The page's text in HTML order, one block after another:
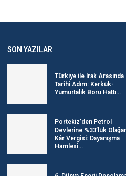
SON YAZILAR
Türkiye ile Irak Arasında
Tarihi Adım: Kerkük-
Yumurtalık Boru Hattı...
Portekiz’den Petrol
Devlerine %33’lük
Kâr Vergisi: Dayanışma
Hamlesi...